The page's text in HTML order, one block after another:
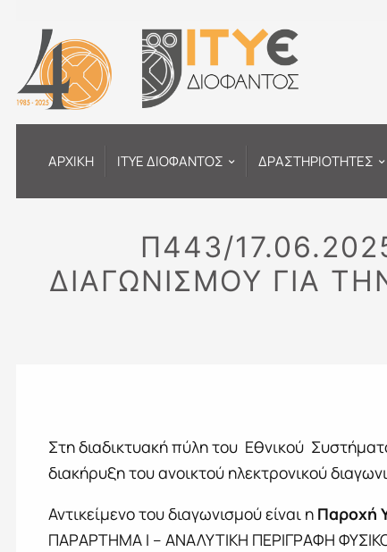
περιεχόμενο
ΑΡΧΙΚΗ ΙΤΥΕ ΔΙΟΦΑΝΤΟΣ ΔΡΑΣΤΗΡΙΟΤΗΤΕΣ
Π443/
ΔΙΑΓΩΝΙΣΜΟΎ ΓΙΑ
Στη διαδικτυακή πύλη του Εθνικού
διακήρυξη του ανοικτού ηλεκτρονικού
Αντικείμενο του διαγωνισμού είναι η Παροχή
ΠΑΡΑΡΤΗΜΑ Ι – ΑΝΑΛΥΤΙΚΗ ΠΕΡΙΓΡΑΦΗ